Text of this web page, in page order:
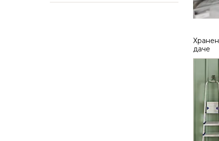
даче